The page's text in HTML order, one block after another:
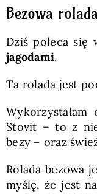
Bezowa
Dziś poleca się
jagodami.
Ta rolada jest
Stovit – to z
bezy – oraz
Rolada bezowa
myślę, że jest